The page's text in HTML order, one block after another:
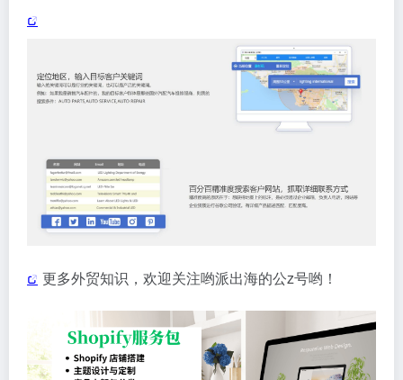
更多外贸知识，欢迎关注哟派出海的公z号哟！